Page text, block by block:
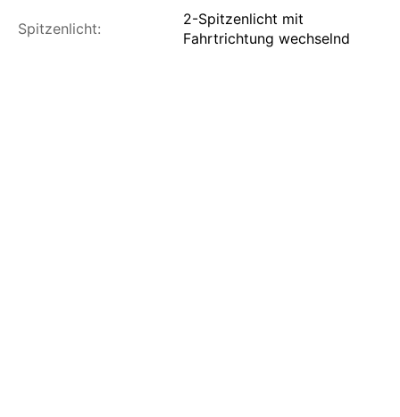
Spitzenlicht:
2-Spitzenlicht mit
Fahrtrichtung wechselnd